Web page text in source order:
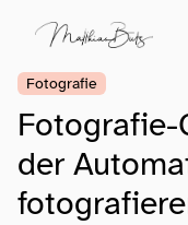
Fotografie
Fotografie-
der